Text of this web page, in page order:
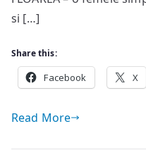
si […]
Share this:
Facebook X
Read More